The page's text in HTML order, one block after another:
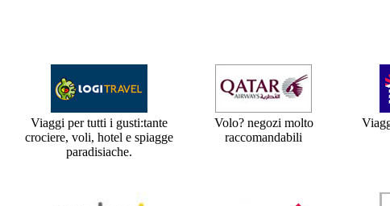
Viaggi per tutti i gusti:tante
crociere, voli, hotel e spiagge
paradisiache.
Volo? negozi molto
raccomandabili